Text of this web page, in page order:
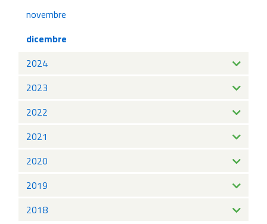
novembre
dicembre
2024
2023
2022
2021
2020
2019
2018